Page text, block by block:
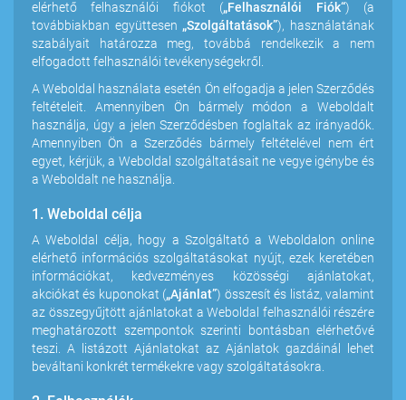
elérhető felhasználói fiókot („Felhasználói Fiók“) (a
továbbiakban együttesen „Szolgáltatások”), használatának
szabályait határozza meg, továbbá rendelkezik a nem
elfogadott felhasználói tevékenységekről.
A Weboldal használata esetén Ön elfogadja a jelen Szerződés
feltételeit. Amennyiben Ön bármely módon a Weboldalt
használja, úgy a jelen Szerződésben foglaltak az irányadók.
Amennyiben Ön a Szerződés bármely feltételével nem ért
egyet, kérjük, a Weboldal szolgáltatásait ne vegye igénybe és
a Weboldalt ne használja.
1. Weboldal célja
A Weboldal célja, hogy a Szolgáltató a Weboldalon online
elérhető információs szolgáltatásokat nyújt, ezek keretében
információkat, kedvezményes közösségi ajánlatokat,
akciókat és kuponokat („Ajánlat”) összesít és listáz, valamint
az összegyűjtött ajánlatokat a Weboldal felhasználói részére
meghatározott szempontok szerinti bontásban elérhetővé
teszi. A listázott Ajánlatokat az Ajánlatok gazdáinál lehet
beváltani konkrét termékekre vagy szolgáltatásokra.